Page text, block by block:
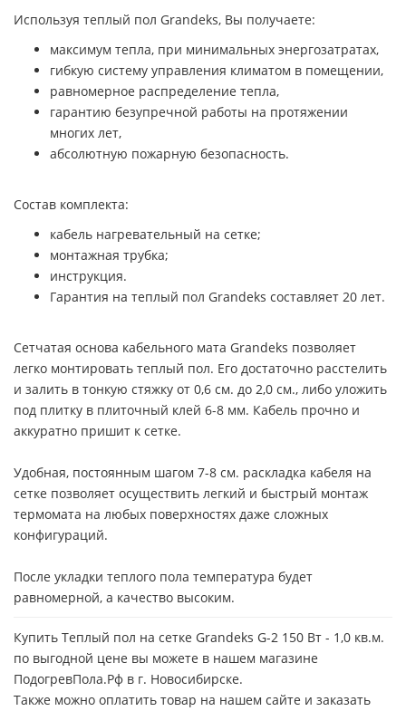
Используя теплый пол Grandeks, Вы получаете:
максимум тепла, при минимальных энергозатратах,
гибкую систему управления климатом в помещении,
равномерное распределение тепла,
гарантию безупречной работы на протяжении
многих лет,
абсолютную пожарную безопасность.
Состав комплекта:
кабель нагревательный на сетке;
монтажная трубка;
инструкция.
Гарантия на теплый пол Grandeks составляет 20 лет.
Сетчатая основа кабельного мата Grandeks позволяет
легко монтировать теплый пол. Его достаточно расстелить
и залить в тонкую стяжку от 0,6 см. до 2,0 см., либо уложить
под плитку в плиточный клей 6-8 мм. Кабель прочно и
аккуратно пришит к сетке.
Удобная, постоянным шагом 7-8 см. раскладка кабеля на
сетке позволяет осуществить легкий и быстрый монтаж
термомата на любых поверхностях даже сложных
конфигураций.
После укладки теплого пола температура будет
равномерной, а качество высоким.
Купить Теплый пол на сетке Grandeks G-2 150 Вт - 1,0 кв.м.
по выгодной цене вы можете в нашем магазине
ПодогревПола.Рф в г. Новосибирске.
Также можно оплатить товар на нашем сайте и заказать